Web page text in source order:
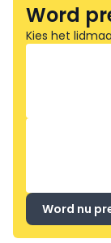
Word
Kies het
Word nu